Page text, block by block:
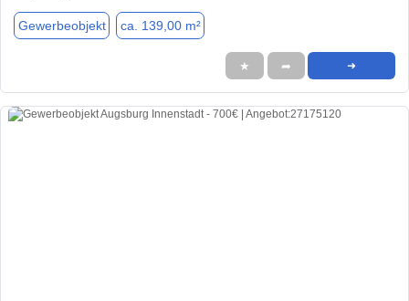
Gewerbeobjekt ca. 139,00 m²
★ ➦ ➜